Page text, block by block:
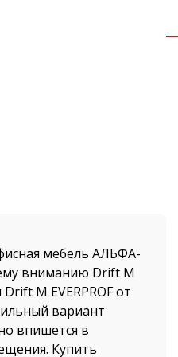
мебель АЛЬФА-
вниманию Drift M
M EVERPROF от
вариант
впишется в
Купить